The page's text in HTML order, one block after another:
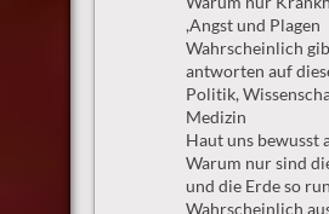
,Angst und Plagen
Wahrscheinlich
antworten auf
Politik,
Medizin
Haut uns bewusst
Warum nur sind
und die Erde so
Wahrscheinlich